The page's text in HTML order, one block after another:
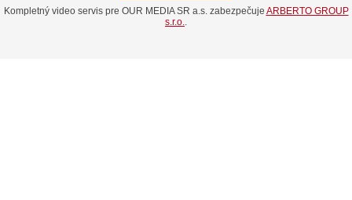
Kompletný video servis pre OUR MEDIA SR a.s. zabezpečuje ARBERTO GROUP
s.r.o.